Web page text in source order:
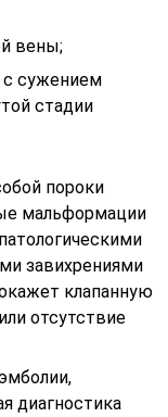
вены;
с сужением
стадии
пороки
мальформации
завихрениями
клапанную
отсутствие
диагностика